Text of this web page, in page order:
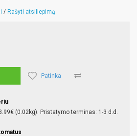
/ Rašyti atsiliepimą
Patinka
(0.02kg). Pristatymo terminas: 1-3 d.d.